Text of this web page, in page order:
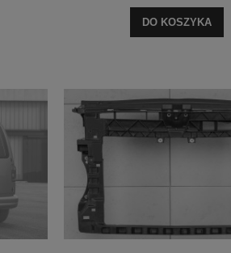
DO KOSZYKA